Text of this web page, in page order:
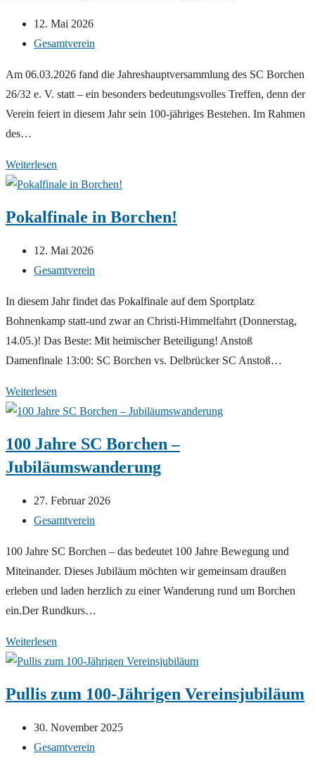
Beitrag
veröffentlicht:
12. Mai 2026
Beitrags-
Gesamtverein
Am 06.03.2026 fand die Jahreshauptversammlung des SC Borchen
26/32 e. V. statt – ein besonders bedeutungsvolles Treffen, denn der
Verein feiert in diesem Jahr sein 100-jähriges Bestehen. Im Rahmen
des…
Weiterlesen
2026
Pokalfinale in Borchen!
Beitrag
veröffentlicht:
12. Mai 2026
Beitrags-
Gesamtverein
In diesem Jahr findet das Pokalfinale auf dem Sportplatz
Bohnenkamp statt-und zwar an Christi-Himmelfahrt (Donnerstag,
14.05.)! Das Beste: Mit heimischer Beteiligung! Anstoß
Damenfinale 13:00: SC Borchen vs. Delbrücker SC Anstoß…
Weiterlesen
in
100 Jahre SC Borchen –
Jubiläumswanderung
Beitrag
veröffentlicht:
27. Februar 2026
Beitrags-
Gesamtverein
100 Jahre SC Borchen – das bedeutet 100 Jahre Bewegung und
Miteinander. Dieses Jubiläum möchten wir gemeinsam draußen
erleben und laden herzlich zu einer Wanderung rund um Borchen
ein.Der Rundkurs…
Weiterlesen
Jahre
Borchen
Pullis zum 100-Jährigen Vereinsjubiläum
Beitrag
veröffentlicht:
30. November 2025
Beitrags-
Gesamtverein